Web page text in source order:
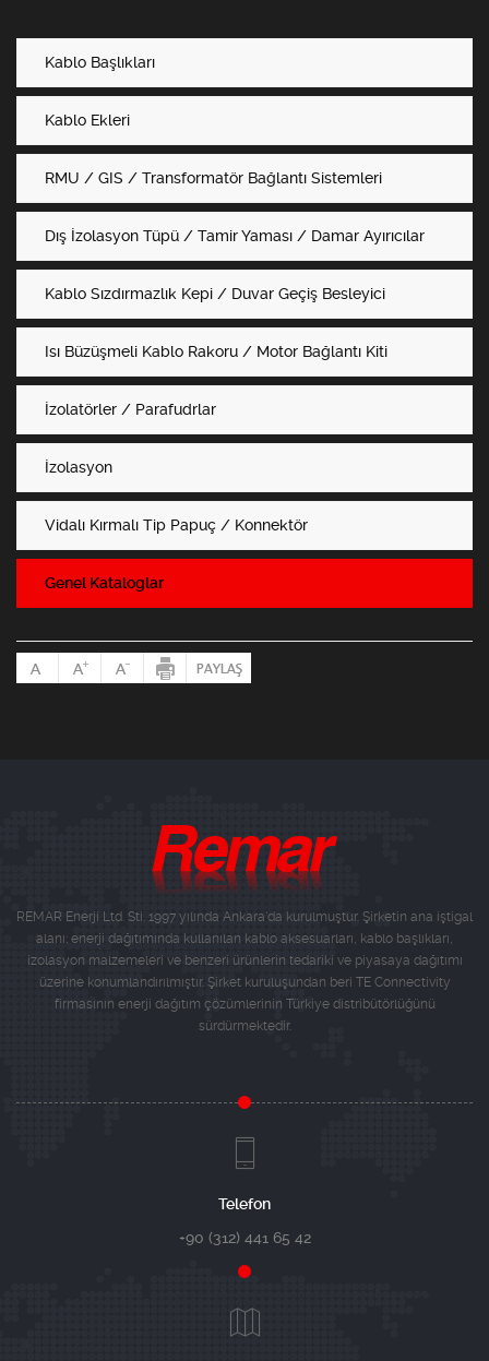
Kablo Başlıkları
Kablo Ekleri
RMU / GIS / Transformatör Bağlantı Sistemleri
Dış İzolasyon Tüpü / Tamir Yaması / Damar Ayırıcılar
Kablo Sızdırmazlık Kepi / Duvar Geçiş Besleyici
Isı Büzüşmeli Kablo Rakoru / Motor Bağlantı Kiti
İzolatörler / Parafudrlar
İzolasyon
Vidalı Kırmalı Tip Papuç / Konnektör
Genel Kataloglar
REMAR Enerji Ltd. Sti. 1997 yılında Ankara'da kurulmuştur. Şirketin ana iştigal
alanı; enerji dağıtımında kullanılan kablo aksesuarları, kablo başlıkları,
izolasyon malzemeleri ve benzeri ürünlerin tedariki ve piyasaya dağıtımı
üzerine konumlandırılmıştır. Şirket kuruluşundan beri TE Connectivity
firmasının enerji dağıtım çözümlerinin Türkiye distribütörlüğünü
sürdürmektedir.
Telefon
+90 (312) 441 65 42